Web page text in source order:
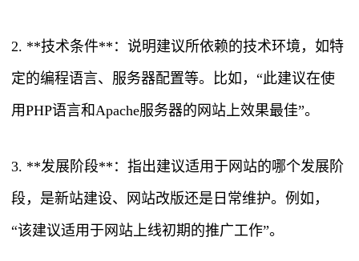
2. **技术条件**：说明建议所依赖的技术环境，如特
定的编程语言、服务器配置等。比如，“此建议在使
用PHP语言和Apache服务器的网站上效果最佳”。
3. **发展阶段**：指出建议适用于网站的哪个发展阶
段，是新站建设、网站改版还是日常维护。例如，
“该建议适用于网站上线初期的推广工作”。